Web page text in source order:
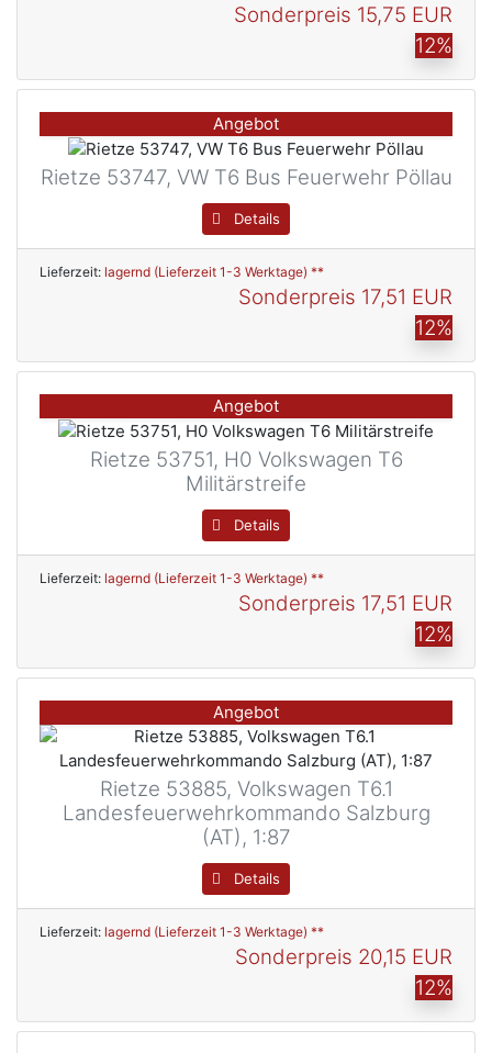
Sonderpreis 15,75 EUR
12%
Angebot
Rietze 53747, VW T6 Bus Feuerwehr Pöllau
Details
Lieferzeit: lagernd (Lieferzeit 1-3 Werktage) **
Sonderpreis 17,51 EUR
12%
Angebot
Rietze 53751, H0 Volkswagen T6
Militärstreife
Details
Lieferzeit: lagernd (Lieferzeit 1-3 Werktage) **
Sonderpreis 17,51 EUR
12%
Angebot
Rietze 53885, Volkswagen T6.1
Landesfeuerwehrkommando Salzburg
(AT), 1:87
Details
Lieferzeit: lagernd (Lieferzeit 1-3 Werktage) **
Sonderpreis 20,15 EUR
12%